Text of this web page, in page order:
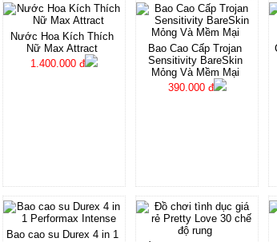
Nước Hoa Kích Thích
Nữ Max Attract
1.400.000 đ
Bao Cao Cấp Trojan
Sensitivity BareSkin
Mỏng Và Mềm Mại
390.000 đ
Bao cao su Durex 4 in 1